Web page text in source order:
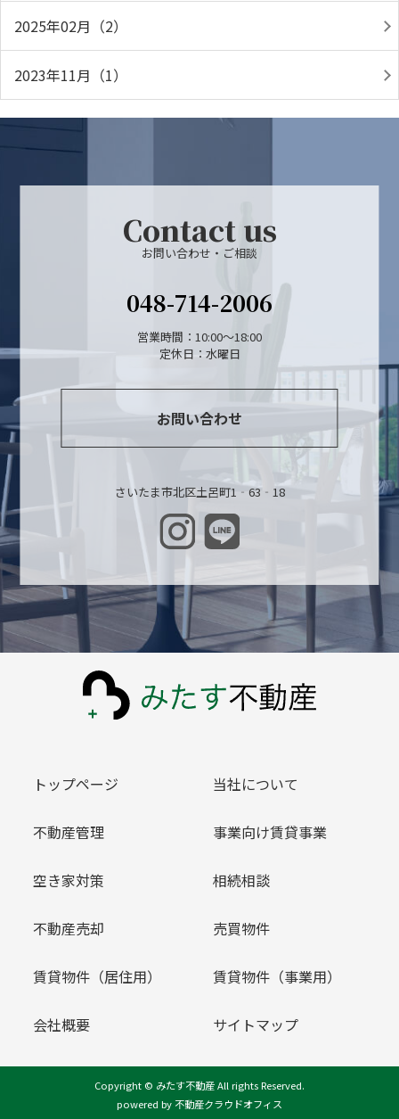
2025年02月（2）
2023年11月（1）
Contact us
お問い合わせ・ご相談
048-714-2006
営業時間：10:00～18:00
定休日：水曜日
お問い合わせ
さいたま市北区土呂町1‐63‐18
トップページ 当社について
不動産管理 事業向け賃貸事業
空き家対策 相続相談
不動産売却 売買物件
賃貸物件（居住用） 賃貸物件（事業用）
会社概要 サイトマップ
Copyright © みたす不動産 All rights Reserved.
powered by 不動産クラウドオフィス